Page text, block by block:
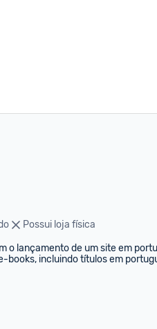
Possui loja física
o lançamento de um site em
books, incluindo títulos em